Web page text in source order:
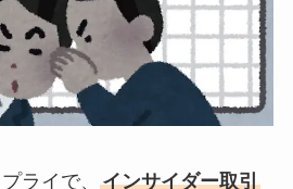
ライで、
インサイダー取引